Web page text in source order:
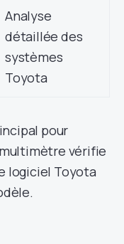
Analyse
détaillée des
systèmes
Toyota
pour
vérifie
logiciel Toyota